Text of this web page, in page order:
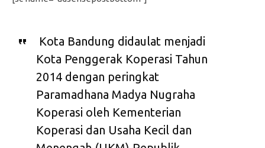
Kota Bandung didaulat menjadi
Kota Penggerak Koperasi Tahun
2014 dengan peringkat
Paramadhana Madya Nugraha
Koperasi oleh Kementerian
Koperasi dan Usaha Kecil dan